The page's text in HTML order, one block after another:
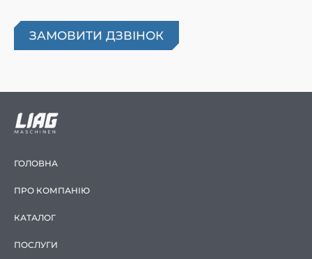
ГОЛОВНА
ПРО КОМПАНІЮ
КАТАЛОГ
ПОСЛУГИ